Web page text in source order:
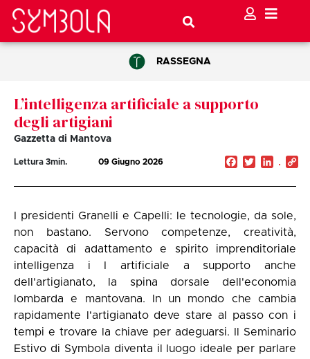
RASSEGNA
L’intelligenza artificiale a supporto
degli artigiani
Gazzetta di Mantova
Lettura 3min. 09 Giugno 2026 Facebook
Twitter
I presidenti Granelli e Capelli: le tecnologie, da sole,
non bastano. Servono competenze, creatività,
capacità di adattamento e spirito imprenditoriale
intelligenza i I artificiale a supporto anche
dell'artigianato, la spina dorsale dell'economia
lombarda e mantovana. In un mondo che cambia
rapidamente l'artigianato deve stare al passo con i
tempi e trovare la chiave per adeguarsi. Il Seminario
Estivo di Symbola diventa il luogo ideale per parlare